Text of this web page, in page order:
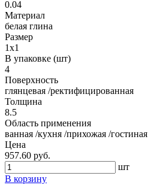
0.04
Материал
белая глина
Размер
1x1
В упаковке (шт)
4
Поверхность
глянцевая /ректифицированная
Толщина
8.5
Область применения
ванная /кухня /прихожая /гостиная
Цена
957.60 руб.
шт
В корзину